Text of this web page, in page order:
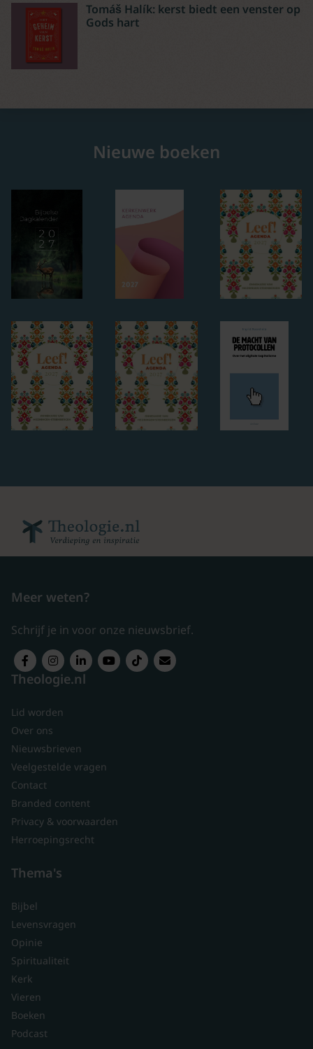
Tomáš Halík: kerst biedt een venster op
Gods hart
Nieuwe boeken
Meer weten?
Schrijf je in voor onze nieuwsbrief.
Theologie.nl
Lid worden
Over ons
Nieuwsbrieven
Veelgestelde vragen
Contact
Branded content
Privacy & voorwaarden
Herroepingsrecht
Thema's
Bijbel
Levensvragen
Opinie
Spiritualiteit
Kerk
Vieren
Boeken
Podcast